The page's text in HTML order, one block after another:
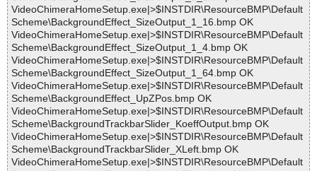
VideoChimeraHomeSetup.exe|>$INSTDIR\ResourceBMP\Default
Scheme\BackgroundEffect_SizeOutput_1_16.bmp OK
VideoChimeraHomeSetup.exe|>$INSTDIR\ResourceBMP\Default
Scheme\BackgroundEffect_SizeOutput_1_4.bmp OK
VideoChimeraHomeSetup.exe|>$INSTDIR\ResourceBMP\Default
Scheme\BackgroundEffect_SizeOutput_1_64.bmp OK
VideoChimeraHomeSetup.exe|>$INSTDIR\ResourceBMP\Default
Scheme\BackgroundEffect_UpZPos.bmp OK
VideoChimeraHomeSetup.exe|>$INSTDIR\ResourceBMP\Default
Scheme\BackgroundTrackbarSlider_KoeffOutput.bmp OK
VideoChimeraHomeSetup.exe|>$INSTDIR\ResourceBMP\Default
Scheme\BackgroundTrackbarSlider_XLeft.bmp OK
VideoChimeraHomeSetup.exe|>$INSTDIR\ResourceBMP\Default